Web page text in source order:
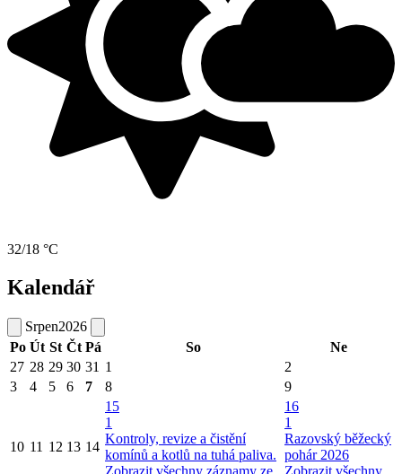
32/18 °C
Kalendář
Srpen2026
Po Út St Čt Pá So
Ne
27 28 29 30 31 1
2
3
4 5 6 7 8 9
10 11 12 13 14
15
1
Kontroly, revize a čistění
komínů a kotlů na tuhá paliva.
16
1
Razovský běžecký
pohár 2026